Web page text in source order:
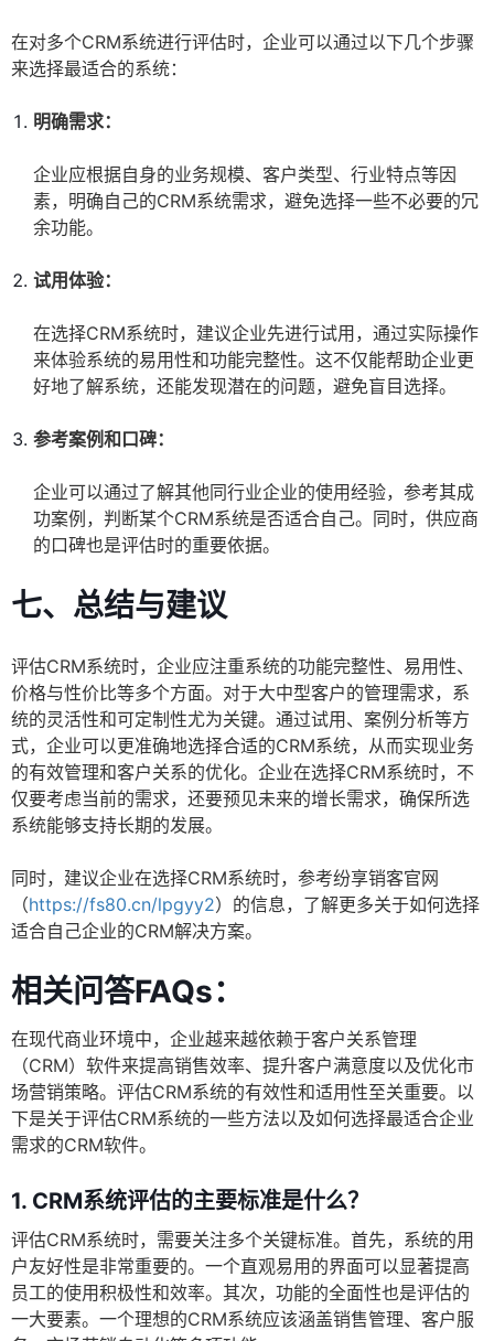
在对多个CRM系统进行评估时，企业可以通过以下几个步骤
来选择最适合的系统：
明确需求：
企业应根据自身的业务规模、客户类型、行业特点等因
素，明确自己的CRM系统需求，避免选择一些不必要的冗
余功能。
试用体验：
在选择CRM系统时，建议企业先进行试用，通过实际操作
来体验系统的易用性和功能完整性。这不仅能帮助企业更
好地了解系统，还能发现潜在的问题，避免盲目选择。
参考案例和口碑：
企业可以通过了解其他同行业企业的使用经验，参考其成
功案例，判断某个CRM系统是否适合自己。同时，供应商
的口碑也是评估时的重要依据。
七、总结与建议
评估CRM系统时，企业应注重系统的功能完整性、易用性、
价格与性价比等多个方面。对于大中型客户的管理需求，系
统的灵活性和可定制性尤为关键。通过试用、案例分析等方
式，企业可以更准确地选择合适的CRM系统，从而实现业务
的有效管理和客户关系的优化。企业在选择CRM系统时，不
仅要考虑当前的需求，还要预见未来的增长需求，确保所选
系统能够支持长期的发展。
同时，建议企业在选择CRM系统时，参考纷享销客官网
（https://fs80.cn/lpgyy2）的信息，了解更多关于如何选择
适合自己企业的CRM解决方案。
相关问答FAQs：
在现代商业环境中，企业越来越依赖于客户关系管理
（CRM）软件来提高销售效率、提升客户满意度以及优化市
场营销策略。评估CRM系统的有效性和适用性至关重要。以
下是关于评估CRM系统的一些方法以及如何选择最适合企业
需求的CRM软件。
1. CRM系统评估的主要标准是什么？
评估CRM系统时，需要关注多个关键标准。首先，系统的用
户友好性是非常重要的。一个直观易用的界面可以显著提高
员工的使用积极性和效率。其次，功能的全面性也是评估的
一大要素。一个理想的CRM系统应该涵盖销售管理、客户服